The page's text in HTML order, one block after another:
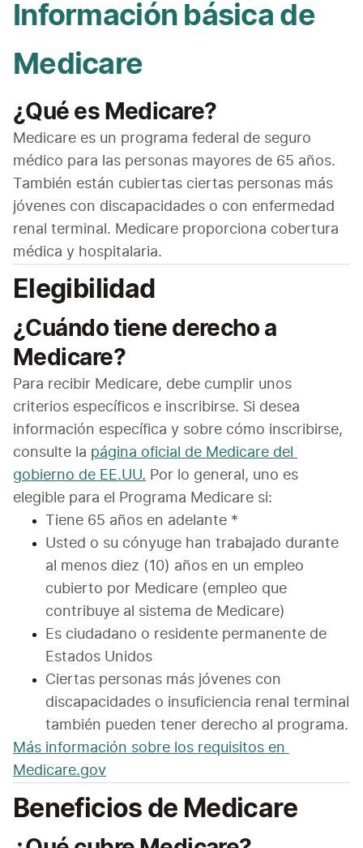
Información básica de
Medicare
¿Qué es Medicare?
Medicare es un programa federal de seguro
médico para las personas mayores de 65 años.
También están cubiertas ciertas personas más
jóvenes con discapacidades o con enfermedad
renal terminal. Medicare proporciona cobertura
médica y hospitalaria.
Elegibilidad
¿Cuándo tiene derecho a
Medicare?
Para recibir Medicare, debe cumplir unos
criterios específicos e inscribirse. Si desea
información específica y sobre cómo inscribirse,
consulte la página oficial de Medicare del
gobierno de EE.UU. Por lo general, uno es
elegible para el Programa Medicare si:
Tiene 65 años en adelante *
Usted o su cónyuge han trabajado durante
al menos diez (10) años en un empleo
cubierto por Medicare (empleo que
contribuye al sistema de Medicare)
Es ciudadano o residente permanente de
Estados Unidos
Ciertas personas más jóvenes con
discapacidades o insuficiencia renal terminal
también pueden tener derecho al programa.
Más información sobre los requisitos en
Medicare.gov
Beneficios de Medicare